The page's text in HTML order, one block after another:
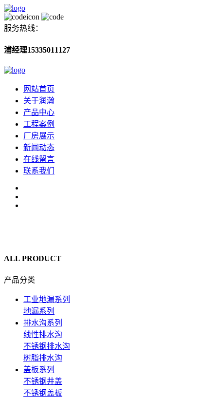
服务热线：
浦经理15335011127
网站首页
关于润瀚
产品中心
工程案例
厂房展示
新闻动态
在线留言
联系我们
ALL PRODUCT
产品分类
工业地漏系列
地漏系列
排水沟系列
线性排水沟
不锈钢排水沟
树脂排水沟
盖板系列
不锈钢井盖
不锈钢盖板